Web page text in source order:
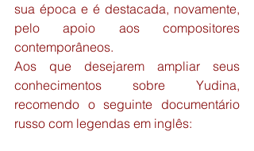
sua época e é destacada, novamente,
pelo apoio aos compositores
contemporâneos.
Aos que desejarem ampliar seus
conhecimentos sobre Yudina,
recomendo o seguinte documentário
russo com legendas em inglês: